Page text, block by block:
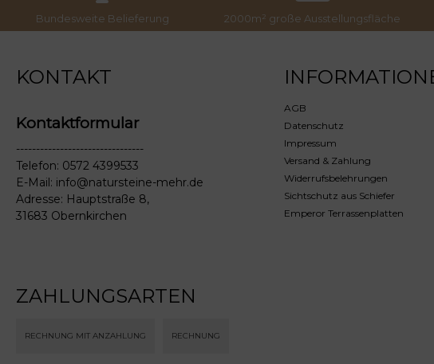
Bundesweite Belieferung 2000m² große Ausstellungsfläche
KONTAKT
Kontaktformular
--------------------------------
Telefon: 0572 4399533
E-Mail: info@natursteine-mehr.de
Adresse: Hauptstraße 8,
31683 Obernkirchen
AGB
Datenschutz
Impressum
Versand & Zahlung
Widerrufsbelehrungen
Sichtschutz aus Schiefer
Emperor Terrassenplatten
ZAHLUNGSARTEN
RECHNUNG MIT ANZAHLUNG RECHNUNG